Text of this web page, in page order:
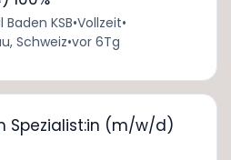
KSB•Vollzeit•
Schweiz•vor 6Tg
Spezialist:in (m/w/d)